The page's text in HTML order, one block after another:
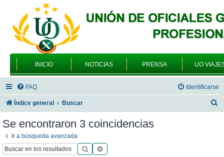
INICIO NOTICIAS PRENSA UO
FAQ Identificarse
Índice general Buscar
Se encontraron 3 coincidencias
Ir a búsqueda avanzada
Buscar